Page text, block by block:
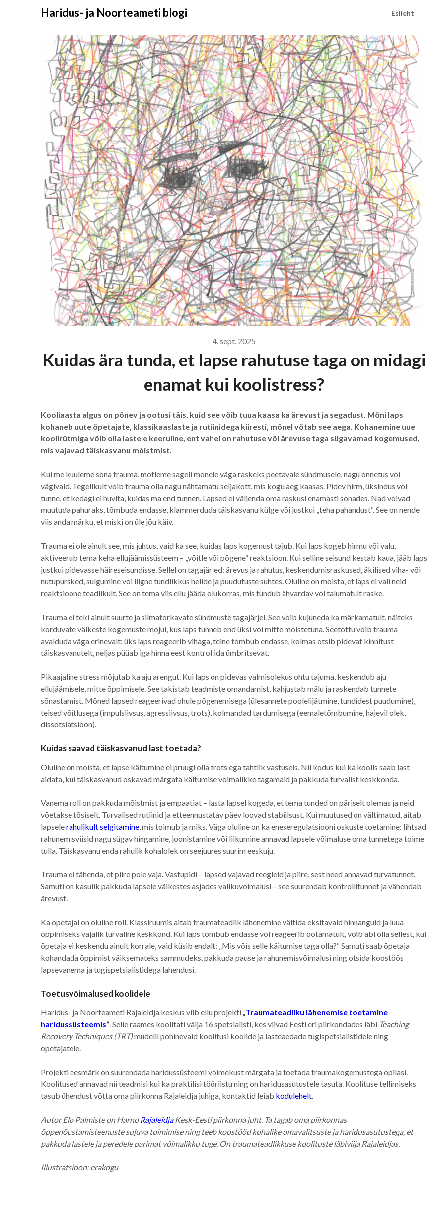
Haridus- ja Noorteameti blogi Esileht
4. sept. 2025
Kuidas ära tunda, et lapse rahutuse taga on midagi
enamat kui koolistress?
Kooliaasta algus on põnev ja ootusi täis, kuid see võib tuua kaasa ka ärevust ja segadust. Mõni laps
kohaneb uute õpetajate, klassikaaslaste ja rutiinidega kiiresti, mõnel võtab see aega. Kohanemine uue
koolirütmiga võib olla lastele keeruline, ent vahel on rahutuse või ärevuse taga sügavamad kogemused,
mis vajavad täiskasvanu mõistmist.
Kui me kuuleme sõna trauma, mõtleme sageli mõnele väga raskeks peetavale sündmusele, nagu õnnetus või
vägivald. Tegelikult võib trauma olla nagu nähtamatu seljakott, mis kogu aeg kaasas. Pidev hirm, üksindus või
tunne, et kedagi ei huvita, kuidas ma end tunnen. Lapsed ei väljenda oma raskusi enamasti sõnades. Nad võivad
muutuda pahuraks, tõmbuda endasse, klammerduda täiskasvanu külge või justkui „teha pahandust“. See on nende
viis anda märku, et miski on üle jõu käiv.
Trauma ei ole ainult see, mis juhtus, vaid ka see, kuidas laps kogemust tajub. Kui laps kogeb hirmu või valu,
aktiveerub tema keha ellujäämissüsteem – „võitle või põgene“ reaktsioon. Kui selline seisund kestab kaua, jääb laps
justkui pidevasse häireseisundisse. Sellel on tagajärjed: ärevus ja rahutus, keskendumisraskused, äkilised viha- või
nutupursked, sulgumine või liigne tundlikkus helide ja puudutuste suhtes. Oluline on mõista, et laps ei vali neid
reaktsioone teadlikult. See on tema viis ellu jääda olukorras, mis tundub ähvardav või talumatult raske.
Trauma ei teki ainult suurte ja silmatorkavate sündmuste tagajärjel. See võib kujuneda ka märkamatult, näiteks
korduvate väikeste kogemuste mõjul, kus laps tunneb end üksi või mitte mõistetuna. Seetõttu võib trauma
avalduda väga erinevalt: üks laps reageerib vihaga, teine tõmbub endasse, kolmas otsib pidevat kinnitust
täiskasvanutelt, neljas püüab iga hinna eest kontrollida ümbritsevat.
Pikaajaline stress mõjutab ka aju arengut. Kui laps on pidevas valmisolekus ohtu tajuma, keskendub aju
ellujäämisele, mitte õppimisele. See takistab teadmiste omandamist, kahjustab mälu ja raskendab tunnete
sõnastamist. Mõned lapsed reageerivad ohule põgenemisega (ülesannete poolelijätmine, tundidest puudumine),
teised võitlusega (impulsiivsus, agressiivsus, trots), kolmandad tardumisega (eemaletõmbumine, hajevil olek,
dissotsiatsioon).
Kuidas saavad täiskasvanud last toetada?
Oluline on mõista, et lapse käitumine ei pruugi olla trots ega tahtlik vastuseis. Nii kodus kui ka koolis saab last
aidata, kui täiskasvanud oskavad märgata käitumise võimalikke tagamaid ja pakkuda turvalist keskkonda.
Vanema roll on pakkuda mõistmist ja empaatiat – lasta lapsel kogeda, et tema tunded on päriselt olemas ja neid
võetakse tõsiselt. Turvalised rutiinid ja etteennustatav päev loovad stabiilsust. Kui muutused on vältimatud, aitab
lapselerahulikult selgitamine , mis toimub ja miks. Väga oluline on ka eneseregulatsiooni oskuste toetamine: lihtsad
rahunemisviisid nagu sügav hingamine, joonistamine või liikumine annavad lapsele võimaluse oma tunnetega toime
tulla. Täiskasvanu enda rahulik kohalolek on seejuures suurim eeskuju.
Trauma ei tähenda, et piire pole vaja. Vastupidi – lapsed vajavad reegleid ja piire, sest need annavad turvatunnet.
Samuti on kasulik pakkuda lapsele väikestes asjades valikuvõimalusi – see suurendab kontrollitunnet ja vähendab
ärevust.
Ka õpetajal on oluline roll. Klassiruumis aitab traumateadlik lähenemine vältida eksitavaid hinnanguid ja luua
õppimiseks vajalik turvaline keskkond. Kui laps tõmbub endasse või reageerib ootamatult, võib abi olla sellest, kui
õpetaja ei keskendu ainult korrale, vaid küsib endalt: „Mis võis selle käitumise taga olla?“ Samuti saab õpetaja
kohandada õppimist väiksemateks sammudeks, pakkuda pause ja rahunemisvõimalusi ning otsida koostöös
lapsevanema ja tugispetsialistidega lahendusi.
Toetusvõimalused koolidele
Haridus- ja Noorteameti Rajaleidja keskus viib ellu projekti Traumateadliku lähenemise toetamine
haridussüsteemis“ . Selle raames koolitati välja 16 spetsialisti, kes viivad Eesti eri piirkondades läbi Teaching
Recovery Techniques (TRT)mudelil põhinevaid koolitusi koolide ja lasteaedade tugispetsialistidele ning
õpetajatele.
Projekti eesmärk on suurendada haridussüsteemi võimekust märgata ja toetada traumakogemustega õpilasi.
Koolitused annavad nii teadmisi kui ka praktilisi tööriistu ning on haridusasutustele tasuta. Koolituse tellimiseks
tasub ühendust võtta oma piirkonna Rajaleidja juhiga, kontaktid leiab kodulehelt
AutorElo Palmisteon Harno Rajaleidja Kesk-Eesti piirkonna juht. Ta tagab oma piirkonnas
õppenõustamisteenuste sujuva toimimise ning teeb koostööd kohalike omavalitsuste ja haridusasutustega, et
pakkuda lastele ja peredele parimat võimalikku tuge. On traumateadlikkuse koolituste läbiviija Rajaleidjas.
Illustratsioon: erakogu